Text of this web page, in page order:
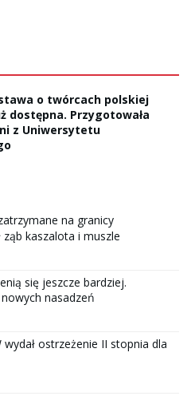
o twórcach polskiej
dostępna. Przygotowała
z Uniwersytetu
na granicy
ząb kaszalota i muszle
się jeszcze bardziej.
nasadzeń
ostrzeżenie II stopnia dla